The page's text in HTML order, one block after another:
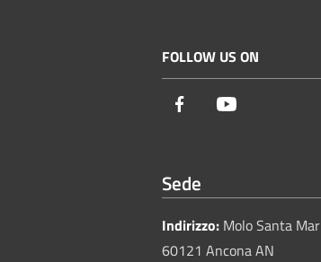
FOLLOW US ON
Facebook
Sede
Indirizzo: Molo Santa
60121 Ancona AN